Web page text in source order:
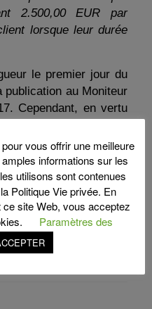
2.500,00 EUR par
lorsque leur durée
le premier jour du
au Moniteur
Cependant, en vertu
2016, le premier
une situation des
ou à la date de la
comptable survenant
règlement.
vous offrir une meilleure
informations sur les
utilisons sont contenues
Politique Vie privée. En
site Web, vous acceptez
Paramètres des